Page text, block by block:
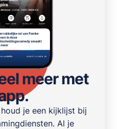
meer met
je een kijklijst bij
Al je